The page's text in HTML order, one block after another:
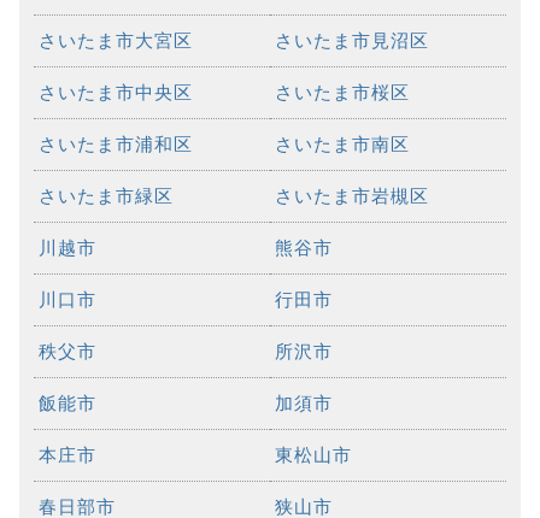
さいたま市大宮区 さいたま市見沼区
さいたま市中央区 さいたま市桜区
さいたま市浦和区 さいたま市南区
さいたま市緑区 さいたま市岩槻区
川越市 熊谷市
川口市 行田市
秩父市 所沢市
飯能市 加須市
本庄市 東松山市
春日部市 狭山市